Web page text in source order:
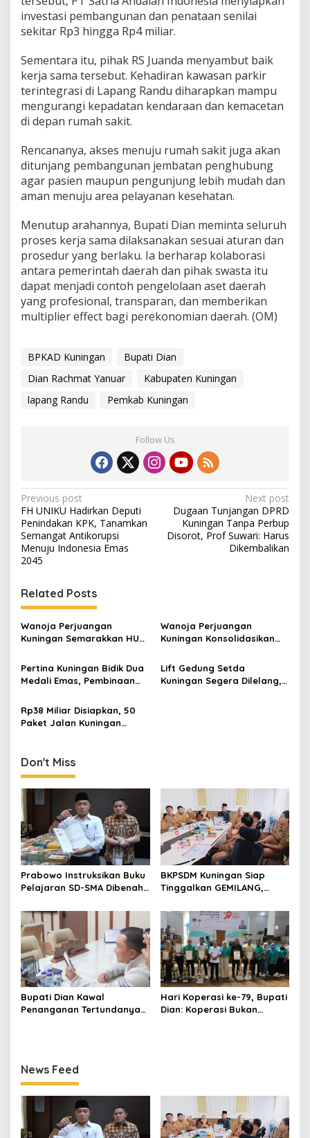
investasi pembangunan dan penataan senilai
sekitar Rp3 hingga Rp4 miliar.
Sementara itu, pihak RS Juanda menyambut baik
kerja sama tersebut. Kehadiran kawasan parkir
terintegrasi di Lapang Randu diharapkan mampu
mengurangi kepadatan kendaraan dan kemacetan
di depan rumah sakit.
Rencananya, akses menuju rumah sakit juga akan
ditunjang pembangunan jembatan penghubung
agar pasien maupun pengunjung lebih mudah dan
aman menuju area pelayanan kesehatan.
Menutup arahannya, Bupati Dian meminta seluruh
proses kerja sama dilaksanakan sesuai aturan dan
prosedur yang berlaku. Ia berharap kolaborasi
antara pemerintah daerah dan pihak swasta itu
dapat menjadi contoh pengelolaan aset daerah
yang profesional, transparan, dan memberikan
multiplier effect bagi perekonomian daerah. (OM)
BPKAD Kuningan
Bupati Dian
Dian Rachmat Yanuar
Kabupaten Kuningan
lapang Randu
Pemkab Kuningan
Follow Us
Post
navigation
Previous post
FH UNIKU Hadirkan Deputi
Penindakan KPK, Tanamkan
Semangat Antikorupsi
Menuju Indonesia Emas
2045
Next post
Dugaan Tunjangan DPRD
Kuningan Tanpa Perbup
Disorot, Prof Suwari: Harus
Dikembalikan
Related Posts
Wanoja Perjuangan
Kuningan Semarakkan HUT
Perempuan Harus Sehat
dan Berdaya
Wanoja Perjuangan
Kuningan Konsolidasikan
Kegiatan Positif Generasi
Muda
Pertina Kuningan Bidik Dua
Medali Emas, Pembinaan
2030
Lift Gedung Setda
Kuningan Segera Dilelang,
Rp38 Miliar Disiapkan, 50
Paket Jalan Kuningan
Don't Miss
Prabowo Instruksikan Buku
Pelajaran SD-SMA Dibenahi,
sebagai Referensi
BKPSDM Kuningan Siap
Tinggalkan GEMILANG,
untuk Perkuat Sistem Merit
ASN
Bupati Dian Kawal
Penanganan Tertundanya
Hari Koperasi ke-79, Bupati
Dian: Koperasi Bukan
News Feed